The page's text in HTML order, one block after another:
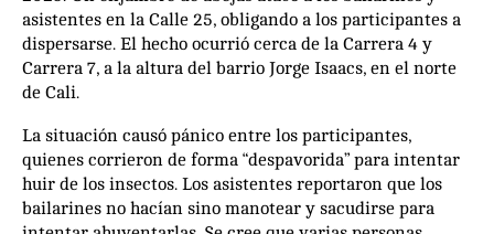
asistentes en la Calle 25, obligando a los participantes a
dispersarse. El hecho ocurrió cerca de la Carrera 4 y
Carrera 7, a la altura del barrio Jorge Isaacs, en el norte
de Cali.
La situación causó pánico entre los participantes,
quienes corrieron de forma “despavorida” para intentar
huir de los insectos. Los asistentes reportaron que los
bailarines no hacían sino manotear y sacudirse para